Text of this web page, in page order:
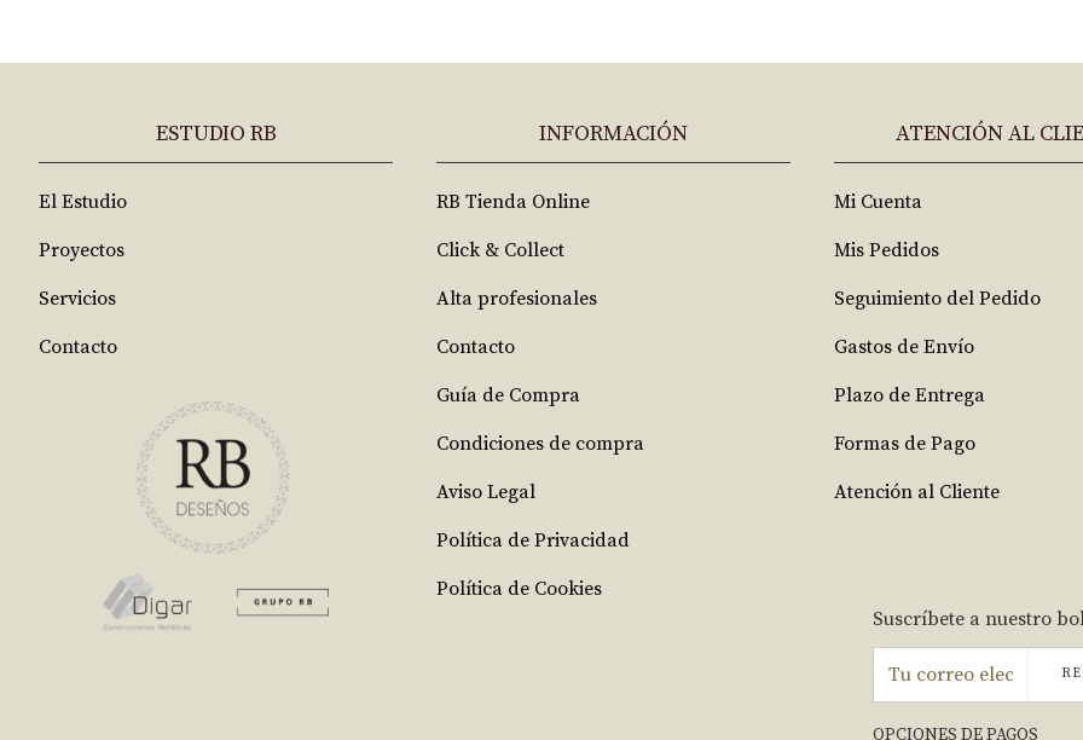
ESTUDIO RB
El Estudio
Proyectos
Servicios
Contacto
INFORMACIÓN
RB Tienda Online
Click & Collect
Alta profesionales
Contacto
Guía de Compra
Condiciones de compra
Aviso Legal
Política de Privacidad
Política de Cookies
ATENCIÓN AL
Mi Cuenta
Mis Pedidos
Seguimiento del Pedido
Gastos de Envío
Plazo de Entrega
Formas de Pago
Atención al Cliente
Suscríbete a nuestro
OPCIONES DE PAGOS